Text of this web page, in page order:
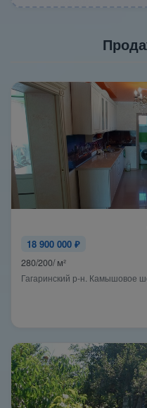
18 900 000 ₽
280/200/ м²
Гагаринский р-н. Камышовое